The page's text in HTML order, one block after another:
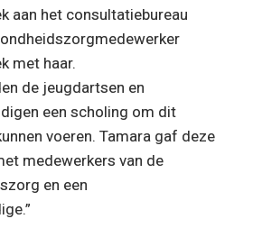
aan het consultatiebureau
met haar.
de jeugdartsen en
een scholing om dit
voeren. Tamara gaf deze
medewerkers van de
en een